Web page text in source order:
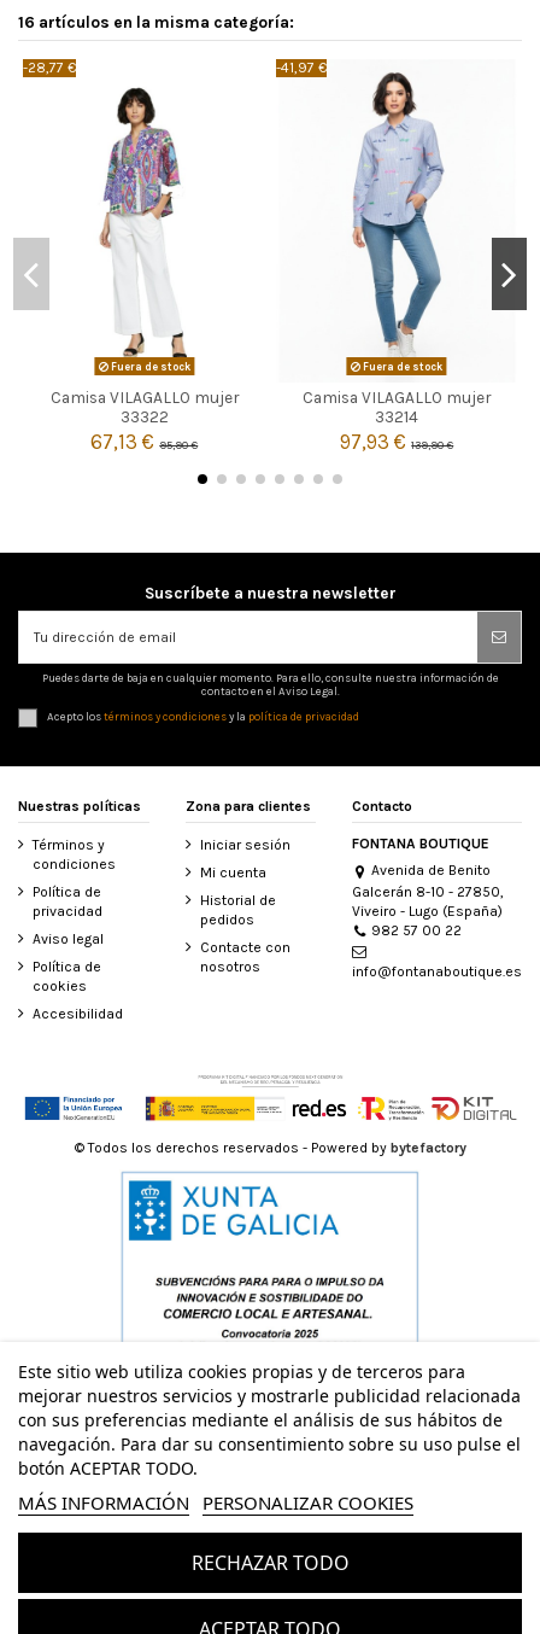
16 artículos en la misma categoría:
-28,77 €
Fuera de stock
Camisa VILAGALLO mujer
33322
67,13 €95,90 €
 Agotado
-41,97 €
Fuera de stock
Camisa VILAGALLO mujer
33214
97,93 €139,90 €
 Agotado
Suscríbete a nuestra newsletter
Puedes darte de baja en cualquier momento. Para ello, consulte nuestra información de
contacto en el Aviso Legal.
Acepto lostérminos y condicionesy la política de privacidad
Nuestras políticas
Términos y
condiciones
Política de
privacidad
Aviso legal
Política de
cookies
Accesibilidad
Zona para clientes
Iniciar sesión
Mi cuenta
Historial de
pedidos
Contacte con
nosotros
Contacto
FONTANA BOUTIQUE
Avenida de Benito
Galcerán 8-10 - 27850,
Viveiro - Lugo (España)
982 57 00 22
info@fontanaboutique.es
Este sitio web utiliza cookies propias y de terceros para
mejorar nuestros servicios y mostrarle publicidad relacionada
con sus preferencias mediante el análisis de sus hábitos de
navegación. Para dar su consentimiento sobre su uso pulse el
botón ACEPTAR TODO.
MÁS INFORMACIÓN PERSONALIZAR COOKIES
RECHAZAR TODO
© Todos los derechos reservados - Powered by bytefactory